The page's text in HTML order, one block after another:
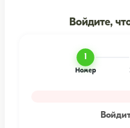
Войдите,
1
Номер